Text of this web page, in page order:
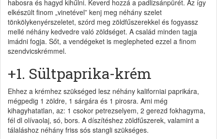
habosra és hagyd kihűlni. Keverd hozzá a padlizsánpürét. Az így
elkészült finom „vinetével” kenj meg néhány szelet
tönkölykenyérszeletet, szórd meg zöldfűszerekkel és fogyassz
mellé néhány kedvedre való zöldséget. A család minden tagja
imádni fogja. Sőt, a vendégeket is meglepheted ezzel a finom
szendvicskrémmel.
+1. Sültpaprika-krém
Ehhez a krémhez szükséged lesz néhány kaliforniai paprikára,
mégpedig 1 zöldre, 1 sárgára és 1 pirosra. Ami még
kihagyhatatlan, az: 1 csokor petrezselyem, 2 gerezd fokhagyma,
fél dl olívaolaj, só, bors. A díszítéshez zöldfűszerek, valamint a
tálaláshoz néhány friss sós stangli szükséges.